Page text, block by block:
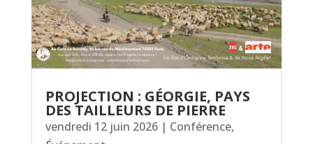
PROJECTION : GÉORGIE, PAYS
DES TAILLEURS DE PIERRE
vendredi 12 juin 2026| Conférence,